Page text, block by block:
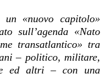
«nuovo capitolo»
sull’agenda «Nato
transatlantico» tra
– politico, militare,
ed altri – con una